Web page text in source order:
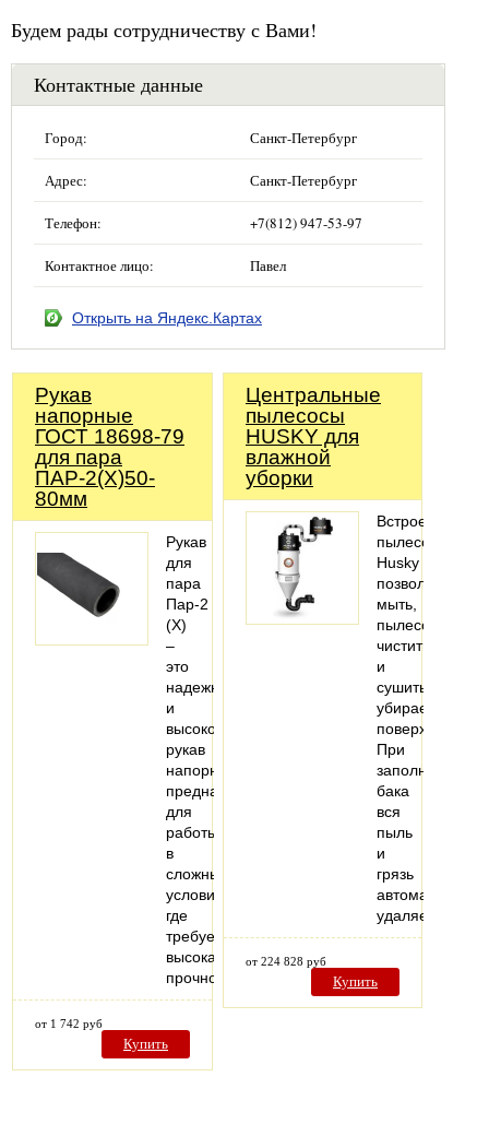
Будем рады сотрудничеству с Вами!
Контактные данные
Город: Санкт-Петербург
Адрес: Санкт-Петербург
Телефон: +7(812) 947-53-97
Контактное лицо: Павел
Открыть на Яндекс.Картах
Рукав
напорные
ГОСТ 18698-79
для пара
ПАР-2(Х)50-
80мм
Рукав
для
пара
Пар-2
(X)
–
это
надежный
и
высококачественный
рукав
напорный,
предназначенный
для
работы
в
сложных
условиях,
где
требуется
высокая
прочность…
от 1 742 руб
Купить
Центральные
пылесосы
HUSKY для
влажной
уборки
Встроенные
пылесосы
Husky
позволяют
мыть,
пылесосить,
чистить
и
сушить
убираемые
поверхности.
При
заполнении
бака
вся
пыль
и
грязь
автоматически
удаляется…
от 224 828 руб
Купить